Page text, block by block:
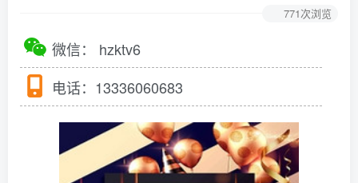
771次浏览
微信：
hzktv6
电话： 13336060683